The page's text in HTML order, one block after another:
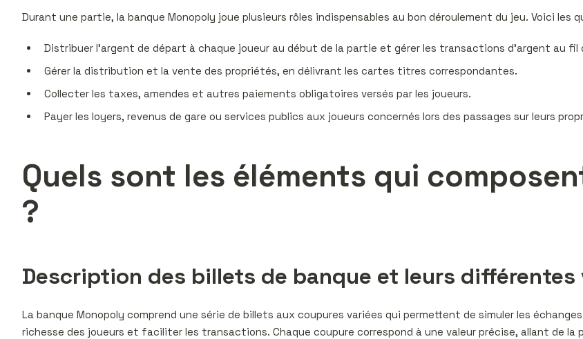
Durant une partie, la banque Monopoly joue plusieurs rôles indispensables au bon déroulement du jeu. Voici
Distribuer l’argent de départ à chaque joueur au début de la partie et gérer les transactions d’argent au fil
Gérer la distribution et la vente des propriétés, en délivrant les cartes titres correspondantes.
Collecter les taxes, amendes et autres paiements obligatoires versés par les joueurs.
Payer les loyers, revenus de gare ou services publics aux joueurs concernés lors des passages sur leurs
Quels sont les éléments qui
?
Description des billets de banque et leurs différentes
La banque Monopoly comprend une série de billets aux coupures variées qui permettent de simuler les
richesse des joueurs et faciliter les transactions. Chaque coupure correspond à une valeur précise, allant de